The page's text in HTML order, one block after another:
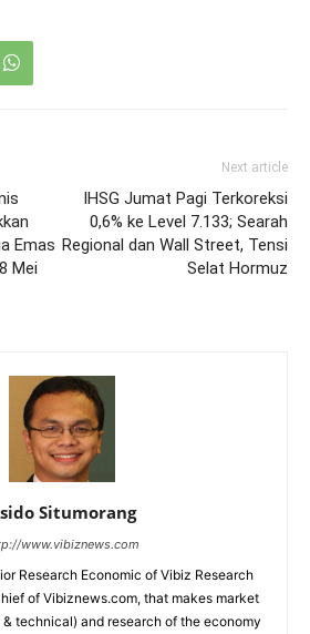
Emas
Mei
Next article
IHSG Jumat Pagi Terkoreksi
0,6% ke Level 7.133; Searah
Regional dan Wall Street, Tensi
Selat Hormuz
Situmorang
www.vibiznews.com
Research Economic of Vibiz Research
of Vibiznews.com, that makes market
technical) and research of the economy